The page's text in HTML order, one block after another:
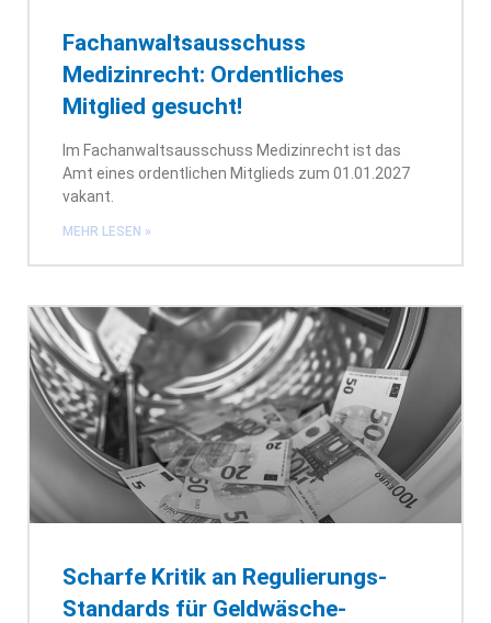
Fachanwaltsausschuss
Medizinrecht: Ordentliches
Mitglied gesucht!
Im Fachanwaltsausschuss Medizinrecht ist das
Amt eines ordentlichen Mitglieds zum 01.01.2027
vakant.
MEHR LESEN »
Scharfe Kritik an Regulierungs-
Standards für Geldwäsche-